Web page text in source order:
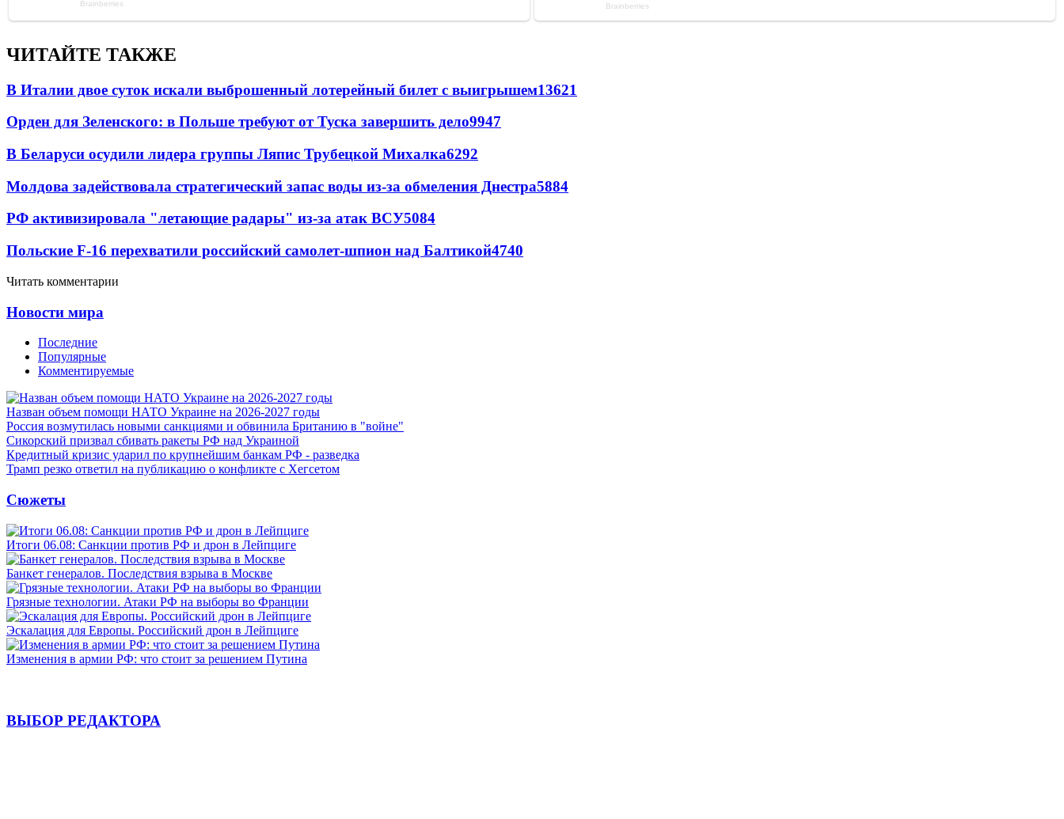
ЧИТАЙТЕ ТАКЖЕ
В Италии двое суток искали выброшенный лотерейный билет с выигрышем13621
Орден для Зеленского: в Польше требуют от Туска завершить дело9947
В Беларуси осудили лидера группы Ляпис Трубецкой Михалка6292
Молдова задействовала стратегический запас воды из-за обмеления Днестра5884
РФ активизировала "летающие радары" из-за атак ВСУ5084
Польские F-16 перехватили российский самолет-шпион над Балтикой4740
Читать комментарии
Новости мира
Последние
Популярные
Комментируемые
Назван объем помощи НАТО Украине на 2026-2027 годы
Россия возмутилась новыми санкциями и обвинила Британию в "войне"
Сикорский призвал сбивать ракеты РФ над Украиной
Кредитный кризис ударил по крупнейшим банкам РФ - разведка
Трамп резко ответил на публикацию о конфликте с Хегсетом
Сюжеты
Итоги 06.08: Санкции против РФ и дрон в Лейпциге
Банкет генералов. Последствия взрыва в Москве
Грязные технологии. Атаки РФ на выборы во Франции
Эскалация для Европы. Российский дрон в Лейпциге
Изменения в армии РФ: что стоит за решением Путина
ВЫБОР РЕДАКТОРА